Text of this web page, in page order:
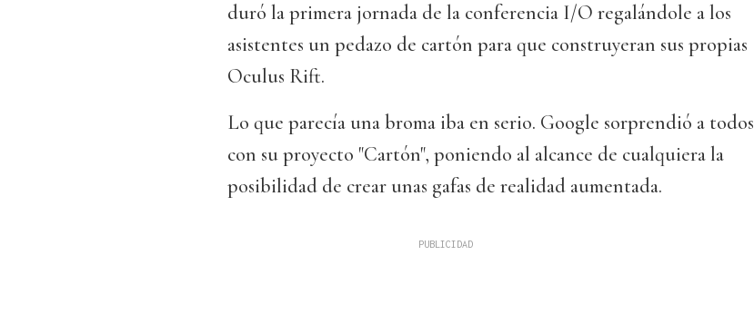
duró la primera jornada de la conferencia I/O regalándole a los
asistentes un pedazo de cartón para que construyeran sus propias
Oculus Rift.
Lo que parecía una broma iba en serio. Google sorprendió a todos
con su proyecto "Cartón", poniendo al alcance de cualquiera la
posibilidad de crear unas gafas de realidad aumentada.